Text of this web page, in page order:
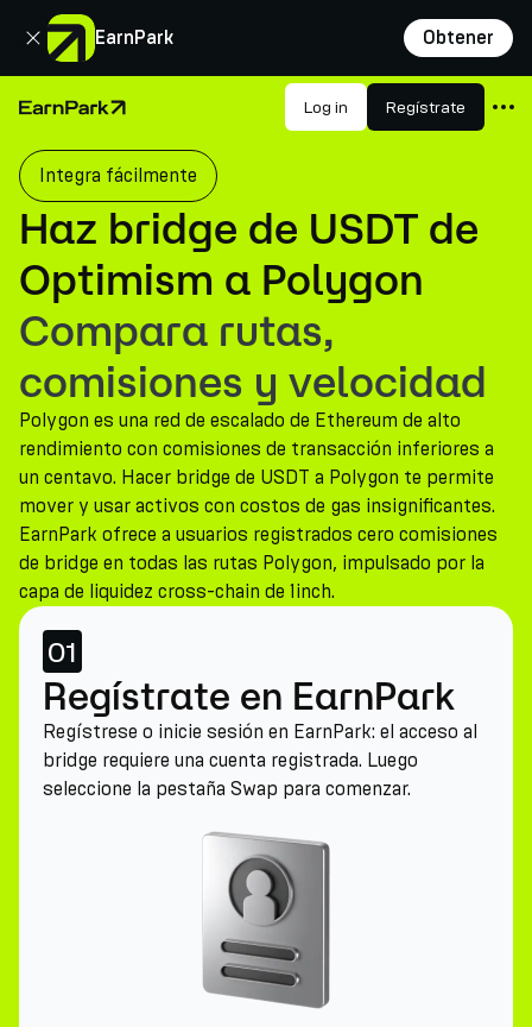
EarnPark Obtener
Cerrar
Página de inicio Log in Regístrate
Productos
Mercados
Calculadoras
PARK Token
Recursos
Compañía
Integra fácilmente
Haz bridge de USDT de
Optimism a Polygon
Compara rutas,
comisiones y velocidad
Polygon es una red de escalado de Ethereum de alto
rendimiento con comisiones de transacción inferiores a
un centavo. Hacer bridge de USDT a Polygon te permite
mover y usar activos con costos de gas insignificantes.
EarnPark ofrece a usuarios registrados cero comisiones
de bridge en todas las rutas Polygon, impulsado por la
capa de liquidez cross-chain de 1inch.
01
Regístrate en EarnPark
Regístrese o inicie sesión en EarnPark: el acceso al
bridge requiere una cuenta registrada. Luego
seleccione la pestaña Swap para comenzar.